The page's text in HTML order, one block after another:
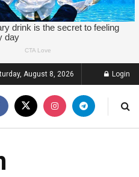
August 8, 2026 Login